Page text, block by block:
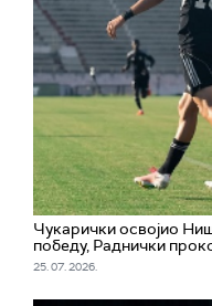
Чукарички освојио
победу, Раднички
25. 07. 2026.